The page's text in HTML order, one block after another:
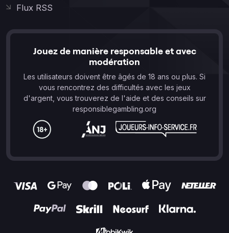
Flux RSS
Jouez de manière responsable et avec
modération
Les utilisateurs doivent être âgés de 18 ans ou plus. Si
vous rencontrez des difficultés avec les jeux
d'argent, vous trouverez de l'aide et des conseils sur
responsiblegambling.org